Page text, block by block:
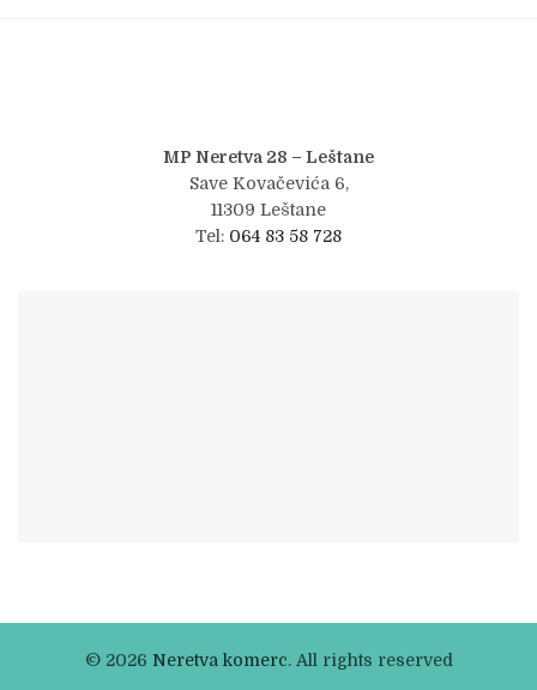
MP Neretva 28 – Leštane
Save Kovačevića 6,
11309 Leštane
Tel: 064 83 58 728
© 2026 Neretva komerc. All rights reserved